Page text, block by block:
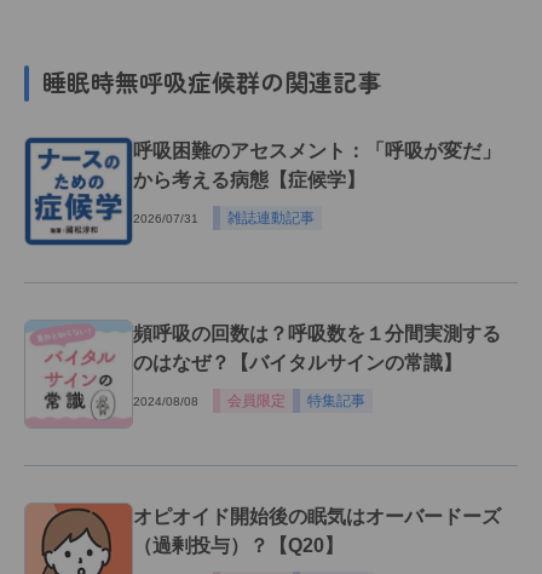
睡眠時無呼吸症候群の関連記事
呼吸困難のアセスメント：「呼吸が変だ」
から考える病態【症候学】
2026/07/31 雑誌連動記事
頻呼吸の回数は？呼吸数を１分間実測する
のはなぜ？【バイタルサインの常識】
2024/08/08 会員限定 特集記事
オピオイド開始後の眠気はオーバードーズ
（過剰投与）？【Q20】